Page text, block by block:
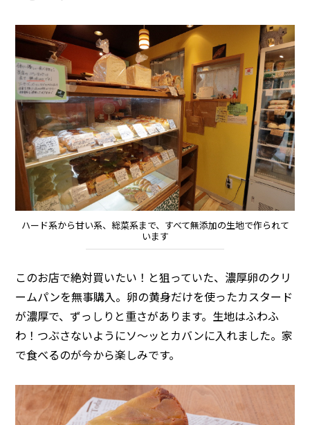
ハード系から甘い系、総菜系まで、すべて無添加の生地で作られて
います
このお店で絶対買いたい！と狙っていた、濃厚卵のクリ
ームパンを無事購入。卵の黄身だけを使ったカスタード
が濃厚で、ずっしりと重さがあります。生地はふわふ
わ！つぶさないようにソ～ッとカバンに入れました。家
で食べるのが今から楽しみです。